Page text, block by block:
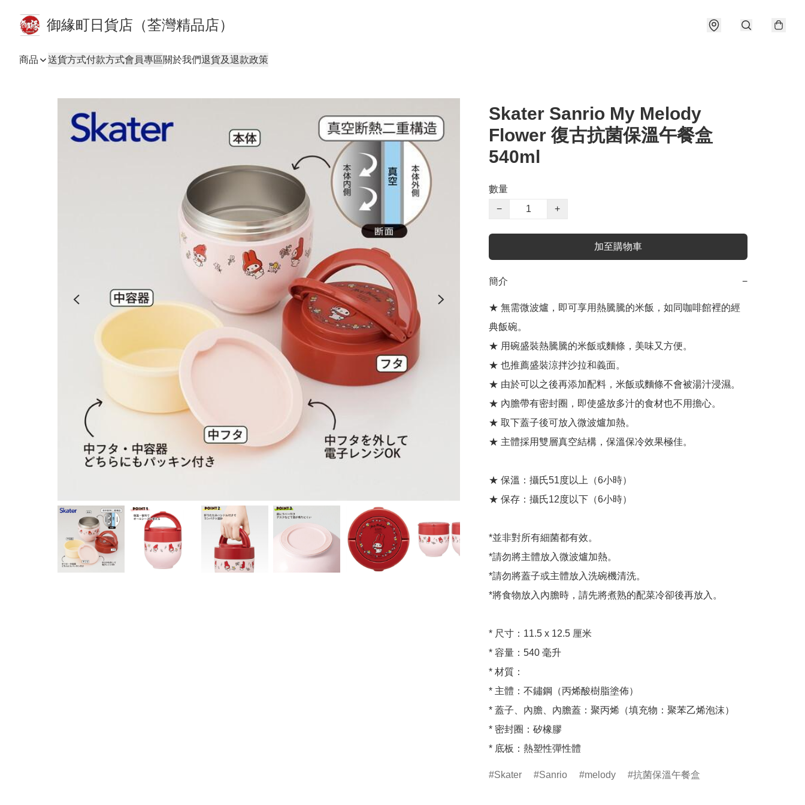
御緣町日貨店（荃灣精品店）
商品 送貨方式付款方式會員專區關於我們退貨及退款政策
Skater Sanrio My Melody
Flower 復古抗菌保溫午餐盒
540ml
數量
−
+
加至購物車
簡介 −
★ 無需微波爐，即可享用熱騰騰的米飯，如同咖啡館裡的經
典飯碗。
★ 用碗盛裝熱騰騰的米飯或麵條，美味又方便。
★ 也推薦盛裝涼拌沙拉和義面。
★ 由於可以之後再添加配料，米飯或麵條不會被湯汁浸濕。
★ 內膽帶有密封圈，即使盛放多汁的食材也不用擔心。
★ 取下蓋子後可放入微波爐加熱。
★ 主體採用雙層真空結構，保溫保冷效果極佳。
★ 保溫：攝氏51度以上（6小時）
★ 保存：攝氏12度以下（6小時）
*並非對所有細菌都有效。
*請勿將主體放入微波爐加熱。
*請勿將蓋子或主體放入洗碗機清洗。
*將食物放入內膽時，請先將煮熟的配菜冷卻後再放入。
* 尺寸：11.5 x 12.5 厘米
* 容量：540 毫升
* 材質：
* 主體：不鏽鋼（丙烯酸樹脂塗佈）
* 蓋子、內膽、內膽蓋：聚丙烯（填充物：聚苯乙烯泡沫）
* 密封圈：矽橡膠
* 底板：熱塑性彈性體
Skater Sanrio melody 抗菌保溫午餐盒